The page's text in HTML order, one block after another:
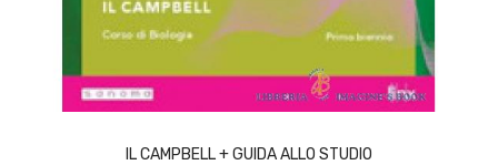
IL CAMPBELL + GUIDA ALLO STUDIO
ACQUISTA